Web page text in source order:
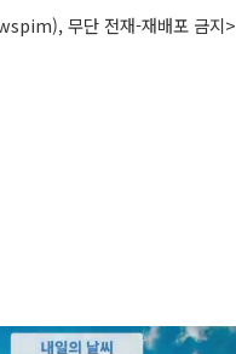
무단 전재-재배포 금지>